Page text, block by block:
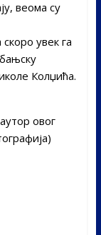
веома су
увек га
Колџића.
овог